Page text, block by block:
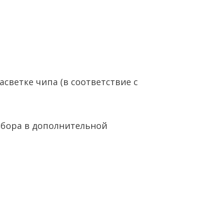
чипа (в соответствие с
в дополнительной